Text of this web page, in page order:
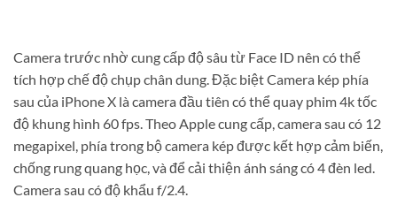
Camera trước nhờ cung cấp độ sâu từ Face ID nên có thể
tích hợp chế độ chụp chân dung. Đặc biệt Camera kép phía
sau của iPhone X là camera đầu tiên có thể quay phim 4k tốc
độ khung hình 60 fps. Theo Apple cung cấp, camera sau có 12
megapixel, phía trong bộ camera kép được kết hợp cảm biến,
chống rung quang học, và để cải thiện ánh sáng có 4 đèn led.
Camera sau có độ khẩu f/2.4.